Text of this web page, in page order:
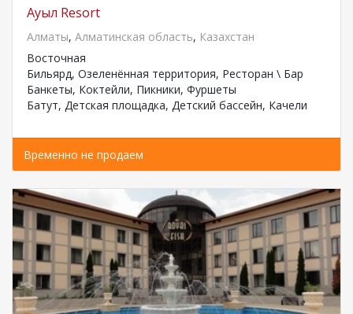
Ауыл Resort
Алматы, Алматинская область, Казахстан
Восточная
Бильярд, Озеленённая территория, Ресторан \ Бар
Банкеты, Коктейли, Пикники, Фуршеты
Батут, Детская площадка, Детский бассейн, Качели
Временно не продаем